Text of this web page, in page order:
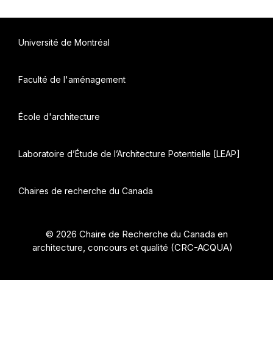
Université de Montréal
Faculté de l'aménagement
École d'architecture
Laboratoire d’Étude de l’Architecture Potentielle [LEAP]
Chaires de recherche du Canada
© 2026 Chaire de Recherche du Canada en
architecture, concours et qualité (CRC-ACQUA)